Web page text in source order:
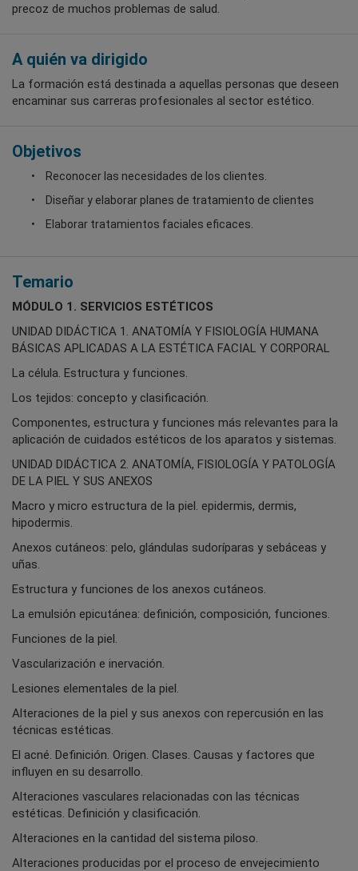
precoz de muchos problemas de salud.
A quién va dirigido
La formación está destinada a aquellas personas que deseen
encaminar sus carreras profesionales al sector estético.
Objetivos
Reconocer las necesidades de los clientes.
Diseñar y elaborar planes de tratamiento de clientes
Elaborar tratamientos faciales eficaces.
Temario
MÓDULO 1. SERVICIOS ESTÉTICOS
UNIDAD DIDÁCTICA 1. ANATOMÍA Y FISIOLOGÍA HUMANA
BÁSICAS APLICADAS A LA ESTÉTICA FACIAL Y CORPORAL
La célula. Estructura y funciones.
Los tejidos: concepto y clasificación.
Componentes, estructura y funciones más relevantes para la
aplicación de cuidados estéticos de los aparatos y sistemas.
UNIDAD DIDÁCTICA 2. ANATOMÍA, FISIOLOGÍA Y PATOLOGÍA
DE LA PIEL Y SUS ANEXOS
Macro y micro estructura de la piel. epidermis, dermis,
hipodermis.
Anexos cutáneos: pelo, glándulas sudoríparas y sebáceas y
uñas.
Estructura y funciones de los anexos cutáneos.
La emulsión epicutánea: definición, composición, funciones.
Funciones de la piel.
Vascularización e inervación.
Lesiones elementales de la piel.
Alteraciones de la piel y sus anexos con repercusión en las
técnicas estéticas.
El acné. Definición. Origen. Clases. Causas y factores que
influyen en su desarrollo.
Alteraciones vasculares relacionadas con las técnicas
estéticas. Definición y clasificación.
Alteraciones en la cantidad del sistema piloso.
Alteraciones producidas por el proceso de envejecimiento